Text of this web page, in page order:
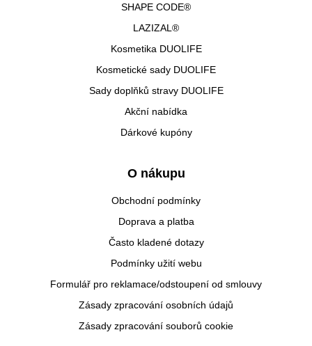
SHAPE CODE®
LAZIZAL®
Kosmetika DUOLIFE
Kosmetické sady DUOLIFE
Sady doplňků stravy DUOLIFE
Akční nabídka
Dárkové kupóny
O nákupu
Obchodní podmínky
Doprava a platba
Často kladené dotazy
Podmínky užití webu
Formulář pro reklamace/odstoupení od smlouvy
Zásady zpracování osobních údajů
Zásady zpracování souborů cookie